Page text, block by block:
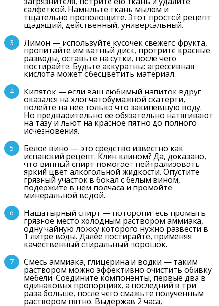
салфеткой. Намыльте ткань мылом и
тщательно прополощите. Этот простой рецепт
щадящий, действенный, универсальный.
Лимон — используйте кусочек свежего фрукта,
пропитайте им ватный диск, протрите красные
разводы, оставьте на сутки, после чего
постирайте. Будьте аккуратны: агрессивная
кислота может обесцветить материал.
Кипяток — если ваш любимый напиток вдруг
оказался на хлопчатобумажной скатерти,
полейте на нее только что закипевшую воду.
Но предварительно ее обязательно натягивают
на тазу и льют на красное пятно до полного
исчезновения.
Белое вино — это средство известно как
испанский рецепт. Клин клином? Да, доказано,
что винный спирт помогает нейтрализовать
яркий цвет алкогольной жидкости. Опустите
грязный участок в бокал с белым вином,
подержите в нем полчаса и промойте
минеральной водой.
Нашатырный спирт — поторопитесь промыть
грязное место холодным раствором аммиака,
одну чайную ложку которого нужно развести в
1 литре воды. Далее постирайте, применяя
качественный стиральный порошок.
Смесь аммиака, глицерина и водки — таким
раствором можно эффективно очистить обивку
мебели. Соедините компоненты, первые два в
одинаковых пропорциях, а последний в три
раза больше, после чего смажьте полученным
раствором пятно. Выдержав 2 часа,